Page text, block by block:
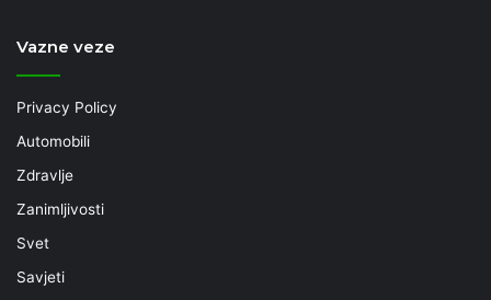
Vazne veze
Privacy Policy
Automobili
Zdravlje
Zanimljivosti
Svet
Savjeti